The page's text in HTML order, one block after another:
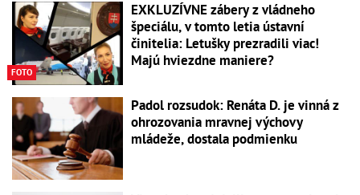
FOTO
EXKLUZÍVNE zábery z vládneho
špeciálu, v tomto letia ústavní
činitelia: Letušky prezradili viac!
Majú hviezdne maniere?
Padol rozsudok: Renáta D. je vinná z
ohrozovania mravnej výchovy
mládeže, dostala podmienku